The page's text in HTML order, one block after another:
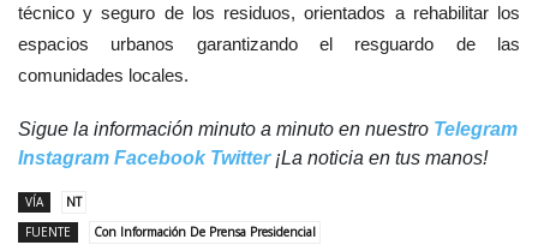
técnico y seguro de los residuos, orientados a rehabilitar los
espacios urbanos garantizando el resguardo de las
comunidades locales.
Sigue la información minuto a minuto en nuestro Telegram
Instagram Facebook Twitter¡La noticia en tus manos!
VÍA
NT
FUENTE
Con Información De Prensa Presidencial